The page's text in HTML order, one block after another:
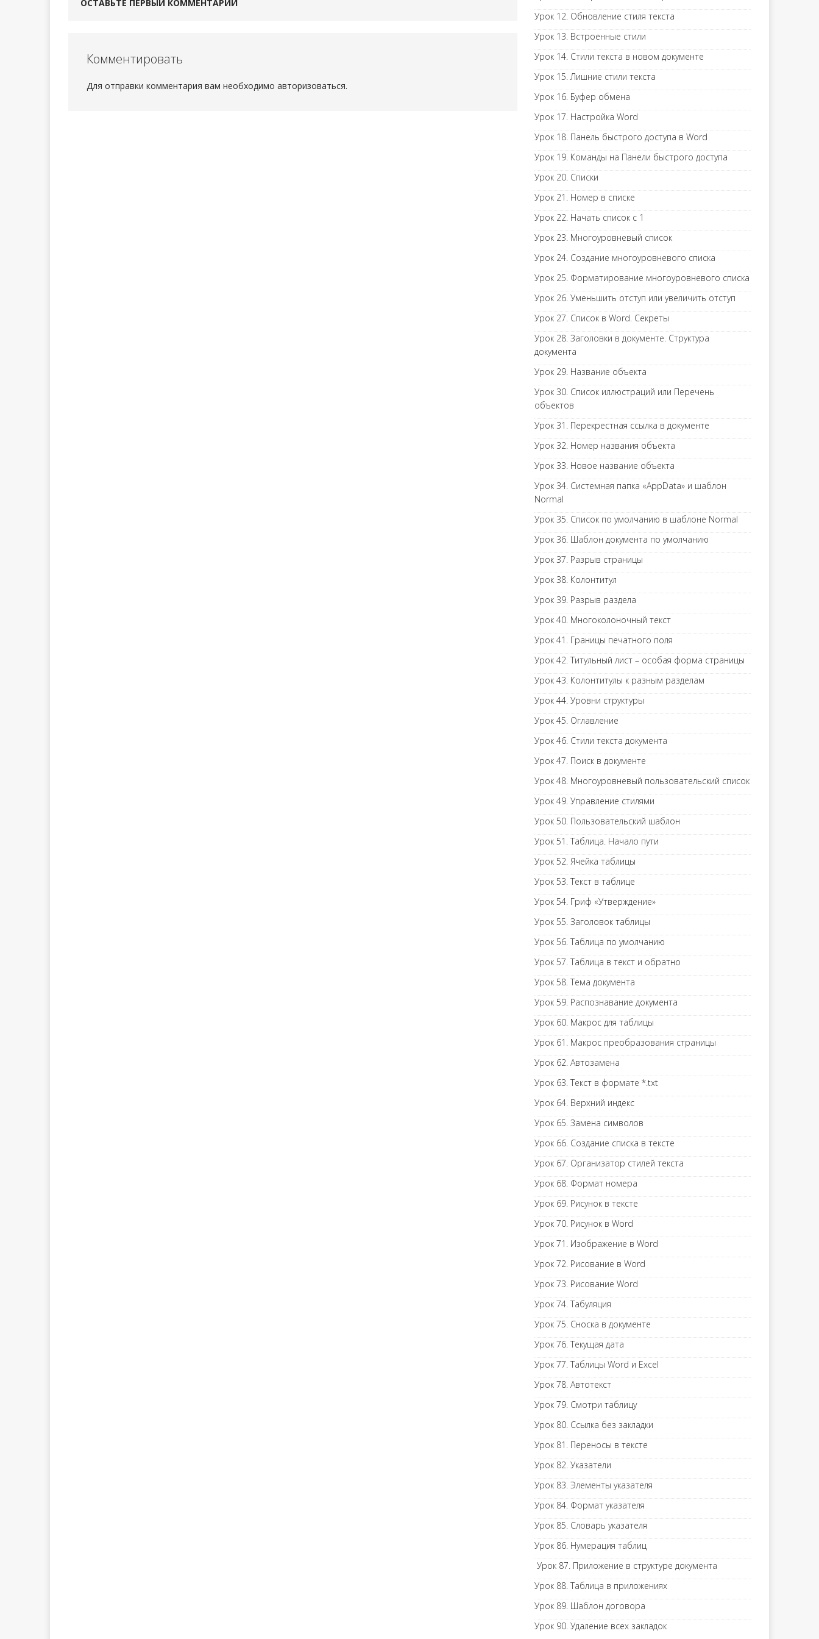
ОСТАВЬТЕ ПЕРВЫЙ КОММЕНТАРИЙ
Комментировать
Для отправки комментария вам необходимо авторизоваться.
Урок 12. Обновление стиля текста
Урок 13. Встроенные стили
Урок 14. Стили текста в новом документе
Урок 15. Лишние стили текста
Урок 16. Буфер обмена
Урок 17. Настройка Word
Урок 18. Панель быстрого доступа в Word
Урок 19. Команды на Панели быстрого доступа
Урок 20. Списки
Урок 21. Номер в списке
Урок 22. Начать список с 1
Урок 23. Многоуровневый список
Урок 24. Создание многоуровневого списка
Урок 25. Форматирование многоуровневого списка
Урок 26. Уменьшить отступ или увеличить отступ
Урок 27. Список в Word. Секреты
Урок 28. Заголовки в документе. Структура
документа
Урок 29. Название объекта
Урок 30. Список иллюстраций или Перечень
объектов
Урок 31. Перекрестная ссылка в документе
Урок 32. Номер названия объекта
Урок 33. Новое название объекта
Урок 34. Системная папка «AppData» и шаблон
Normal
Урок 35. Список по умолчанию в шаблоне Normal
Урок 36. Шаблон документа по умолчанию
Урок 37. Разрыв страницы
Урок 38. Колонтитул
Урок 39. Разрыв раздела
Урок 40. Многоколоночный текст
Урок 41. Границы печатного поля
Урок 42. Титульный лист – особая форма страницы
Урок 43. Колонтитулы к разным разделам
Урок 44. Уровни структуры
Урок 45. Оглавление
Урок 46. Стили текста документа
Урок 47. Поиск в документе
Урок 48. Многоуровневый пользовательский список
Урок 49. Управление стилями
Урок 50. Пользовательский шаблон
Урок 51. Таблица. Начало пути
Урок 52. Ячейка таблицы
Урок 53. Текст в таблице
Урок 54. Гриф «Утверждение»
Урок 55. Заголовок таблицы
Урок 56. Таблица по умолчанию
Урок 57. Таблица в текст и обратно
Урок 58. Тема документа
Урок 59. Распознавание документа
Урок 60. Макрос для таблицы
Урок 61. Макрос преобразования страницы
Урок 62. Автозамена
Урок 63. Текст в формате *.txt
Урок 64. Верхний индекс
Урок 65. Замена символов
Урок 66. Создание списка в тексте
Урок 67. Организатор стилей текста
Урок 68. Формат номера
Урок 69. Рисунок в тексте
Урок 70. Рисунок в Word
Урок 71. Изображение в Word
Урок 72. Рисование в Word
Урок 73. Рисование Word
Урок 74. Табуляция
Урок 75. Сноска в документе
Урок 76. Текущая дата
Урок 77. Таблицы Word и Excel
Урок 78. Автотекст
Урок 79. Смотри таблицу
Урок 80. Ссылка без закладки
Урок 81. Переносы в тексте
Урок 82. Указатели
Урок 83. Элементы указателя
Урок 84. Формат указателя
Урок 85. Словарь указателя
Урок 86. Нумерация таблиц
Урок 87. Приложение в структуре документа
Урок 88. Таблица в приложениях
Урок 89. Шаблон договора
Урок 90. Удаление всех закладок